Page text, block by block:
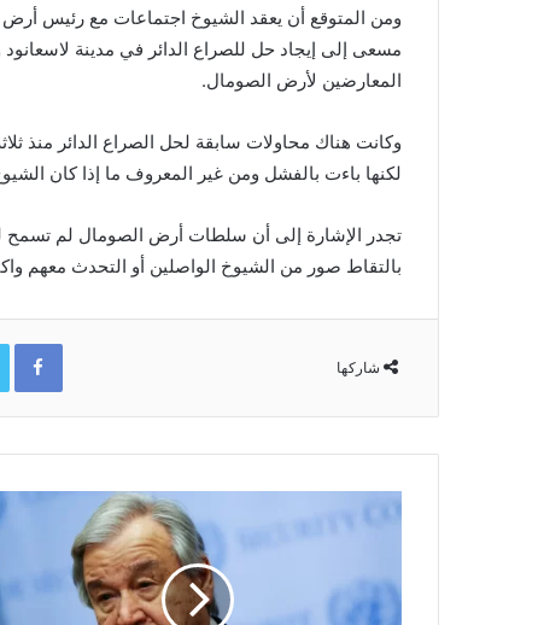
ومن المتوقع أن يعقد الشيوخ اجتماعات مع رئيس
مسعى إلى إيجاد حل للصراع الدائر في مدينة لاسعانود
المعارضين لأرض الصومال.
وكانت هناك محاولات سابقة لحل الصراع الدائر منذ
لكنها باءت بالفشل ومن غير المعروف ما إذا كان
تجدر الإشارة إلى أن سلطات أرض الصومال لم تسمح
بالتقاط صور من الشيوخ الواصلين أو التحدث معهم
شاركها